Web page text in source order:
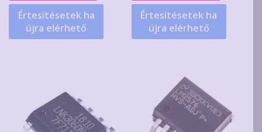
Értesítésetek ha
újra elérhető
Értesítésetek ha
újra elérhető